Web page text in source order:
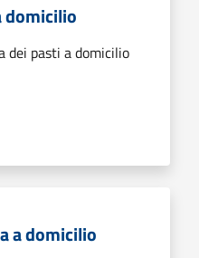
domicilio
dei pasti a domicilio
a domicilio